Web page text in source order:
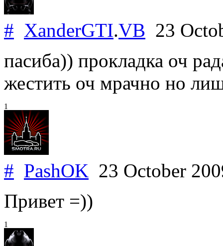
# XanderGTI.VB 23
пасиба)) прокладка оч
жестить оч мрачно но
1
# PashOK 23 October
Привет =))
1